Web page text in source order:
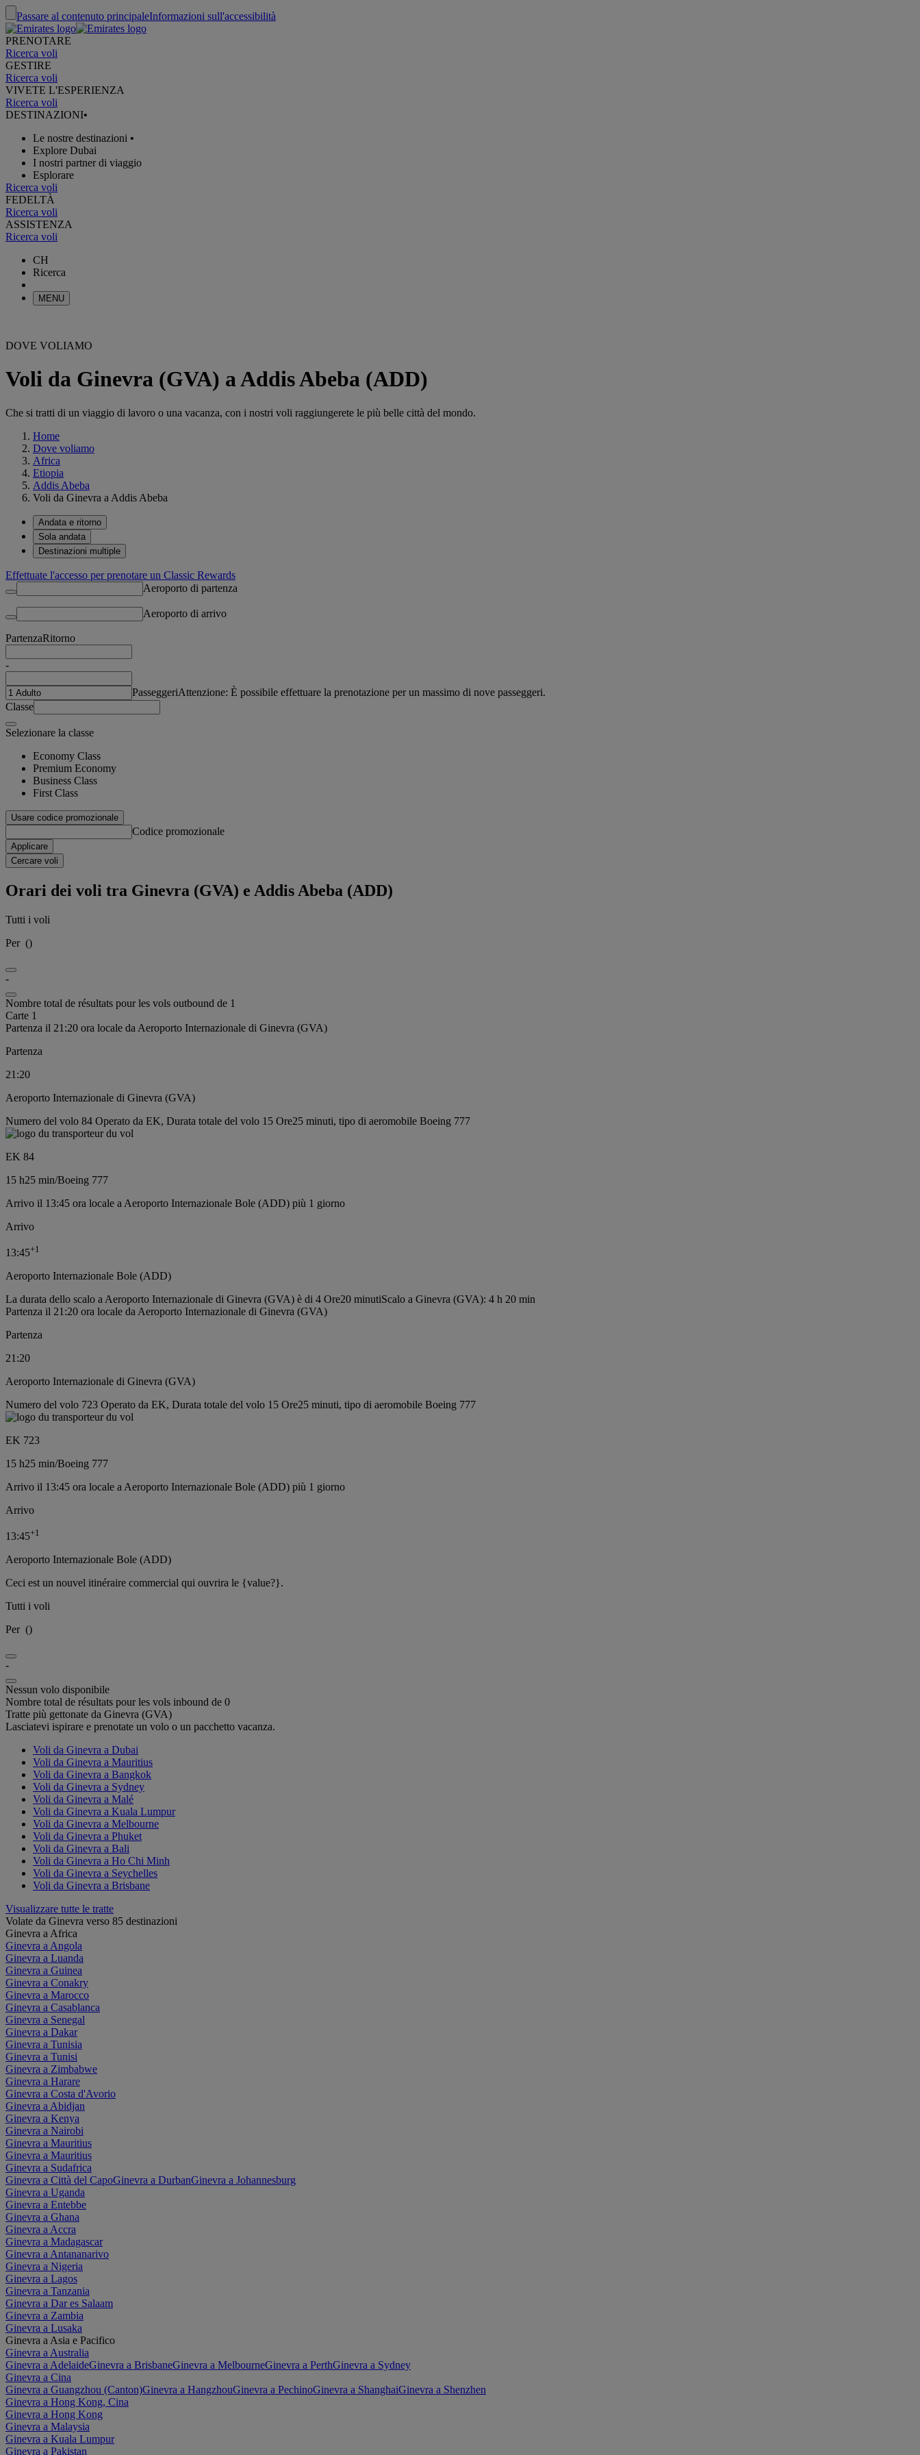
Passare al contenuto principaleInformazioni sull'accessibilità
PRENOTARE
Ricerca voli
GESTIRE
Ricerca voli
VIVETE L'ESPERIENZA
Ricerca voli
DESTINAZIONI•
Le nostre destinazioni •
Explore Dubai
I nostri partner di viaggio
Esplorare
Ricerca voli
FEDELTÀ
Ricerca voli
ASSISTENZA
Ricerca voli
CH
Ricerca
MENU
DOVE VOLIAMO
Voli da Ginevra (GVA) a Addis Abeba (ADD)
Che si tratti di un viaggio di lavoro o una vacanza, con i nostri voli raggiungerete le più belle città del mondo.
Home
Dove voliamo
Africa
Etiopia
Addis Abeba
Voli da Ginevra a Addis Abeba
Andata e ritorno
Sola andata
Destinazioni multiple
Effettuate l'accesso per prenotare un Classic Rewards
Aeroporto di partenza
Aeroporto di arrivo
PartenzaRitorno
-
PasseggeriAttenzione: È possibile effettuare la prenotazione per un massimo di nove passeggeri.
Classe
Selezionare la classe
Economy Class
Premium Economy
Business Class
First Class
Usare codice promozionale
Codice promozionale
Applicare
Cercare voli
Orari dei voli tra Ginevra (GVA) e Addis Abeba (ADD)
Tutti i voli
Per ()
-
Nombre total de résultats pour les vols outbound de 1
Carte 1
Partenza il 21:20 ora locale da Aeroporto Internazionale di Ginevra (GVA)
Partenza
21:20
Aeroporto Internazionale di Ginevra (GVA)
Numero del volo 84 Operato da EK, Durata totale del volo 15 Ore25 minuti, tipo di aeromobile Boeing 777
EK 84
15 h25 min/Boeing 777
Arrivo il 13:45 ora locale a Aeroporto Internazionale Bole (ADD) più 1 giorno
Arrivo
13:45+1
Aeroporto Internazionale Bole (ADD)
La durata dello scalo a Aeroporto Internazionale di Ginevra (GVA) è di 4 Ore20 minutiScalo a Ginevra (GVA): 4 h 20 min
Partenza il 21:20 ora locale da Aeroporto Internazionale di Ginevra (GVA)
Partenza
21:20
Aeroporto Internazionale di Ginevra (GVA)
Numero del volo 723 Operato da EK, Durata totale del volo 15 Ore25 minuti, tipo di aeromobile Boeing 777
EK 723
15 h25 min/Boeing 777
Arrivo il 13:45 ora locale a Aeroporto Internazionale Bole (ADD) più 1 giorno
Arrivo
13:45+1
Aeroporto Internazionale Bole (ADD)
Ceci est un nouvel itinéraire commercial qui ouvrira le {value?}.
Tutti i voli
Per ()
-
Nessun volo disponibile
Nombre total de résultats pour les vols inbound de 0
Tratte più gettonate da Ginevra (GVA)
Lasciatevi ispirare e prenotate un volo o un pacchetto vacanza.
Voli da Ginevra a Dubai
Voli da Ginevra a Mauritius
Voli da Ginevra a Bangkok
Voli da Ginevra a Sydney
Voli da Ginevra a Malé
Voli da Ginevra a Kuala Lumpur
Voli da Ginevra a Melbourne
Voli da Ginevra a Phuket
Voli da Ginevra a Bali
Voli da Ginevra a Ho Chi Minh
Voli da Ginevra a Seychelles
Voli da Ginevra a Brisbane
Visualizzare tutte le tratte
Volate da Ginevra verso 85 destinazioni
Ginevra a Africa
Ginevra a Angola
Ginevra a Luanda
Ginevra a Guinea
Ginevra a Conakry
Ginevra a Marocco
Ginevra a Casablanca
Ginevra a Senegal
Ginevra a Dakar
Ginevra a Tunisia
Ginevra a Tunisi
Ginevra a Zimbabwe
Ginevra a Harare
Ginevra a Costa d'Avorio
Ginevra a Abidjan
Ginevra a Kenya
Ginevra a Nairobi
Ginevra a Mauritius
Ginevra a Mauritius
Ginevra a Sudafrica
Ginevra a Città del CapoGinevra a DurbanGinevra a Johannesburg
Ginevra a Uganda
Ginevra a Entebbe
Ginevra a Ghana
Ginevra a Accra
Ginevra a Madagascar
Ginevra a Antananarivo
Ginevra a Nigeria
Ginevra a Lagos
Ginevra a Tanzania
Ginevra a Dar es Salaam
Ginevra a Zambia
Ginevra a Lusaka
Ginevra a Asia e Pacifico
Ginevra a Australia
Ginevra a AdelaideGinevra a BrisbaneGinevra a MelbourneGinevra a PerthGinevra a Sydney
Ginevra a Cina
Ginevra a Guangzhou (Canton)Ginevra a HangzhouGinevra a PechinoGinevra a ShanghaiGinevra a Shenzhen
Ginevra a Hong Kong, Cina
Ginevra a Hong Kong
Ginevra a Malaysia
Ginevra a Kuala Lumpur
Ginevra a Pakistan